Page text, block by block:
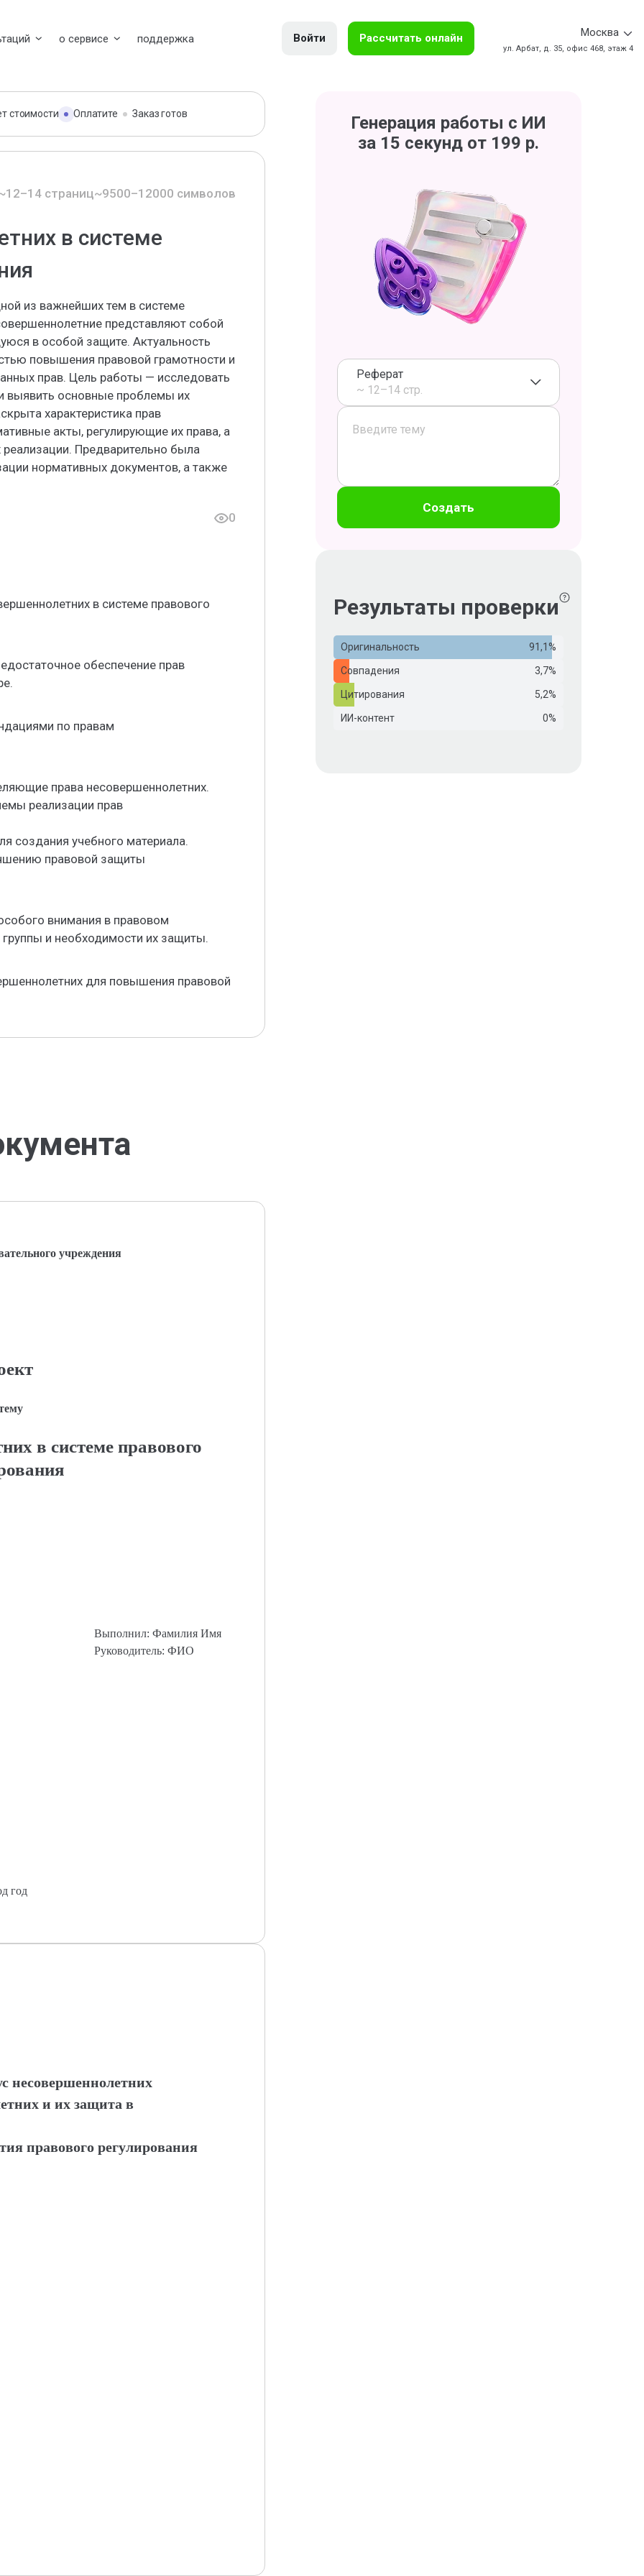
о сервисе поддержка Войти Рассчитать онлайн Москва
ул. Арбат, д. 35, офис 468, этаж 4
стоимости Оплатите Заказ готов
страниц~9500–12000 символов
в системе
из важнейших тем в системе
представляют собой
в особой защите. Актуальность
повышения правовой грамотности и
прав. Цель работы — исследовать
выявить основные проблемы их
характеристика прав
акты, регулирующие их права, а
Предварительно была
нормативных документов, а также
0
в системе правового
обеспечение прав
по правам
права несовершеннолетних.
реализации прав
создания учебного материала.
правовой защиты
внимания в правовом
группы и необходимости их защиты.
для повышения правовой
учреждения
в системе правового
Выполнил: Фамилия Имя
Руководитель: ФИО
год
несовершеннолетних
и их защита в
правового регулирования
Генерация работы с ИИ
за 15 секунд от 199 р.
Реферат
~ 12–14 стр.
Создать
Результаты проверки
Оригинальность 91,1%
Совпадения 3,7%
Цитирования 5,2%
ИИ-контент 0%